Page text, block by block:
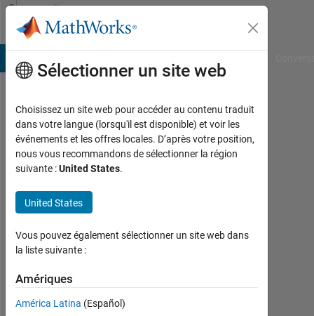
Passer au contenu
Community
Profile
bef
Last
seen:
presque
6 ans il
y a
Actif
depuis
0
Sélectionner un site web
Choisissez un site web pour accéder au contenu traduit
dans votre langue (lorsqu'il est disponible) et voir les
événements et les offres locales. D’après votre position,
nous vous recommandons de sélectionner la région
suivante :United States.
United States
Vous pouvez également sélectionner un site web dans
la liste suivante :
Amériques
América Latina (Español)